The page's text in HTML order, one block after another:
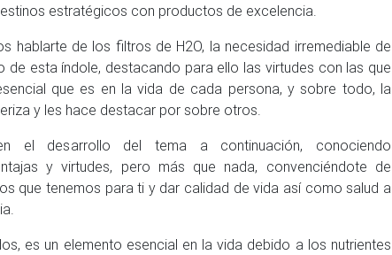
estratégicos con productos de excelencia.
hablarte de los filtros de H2O, la necesidad irremediable de
de esta índole, destacando para ello las virtudes con las que
que es en la vida de cada persona, y sobre todo, la
y les hace destacar por sobre otros.
el desarrollo del tema a continuación, conociendo
y virtudes, pero más que nada, convenciéndote de
que tenemos para ti y dar calidad de vida así como salud a
es un elemento esencial en la vida debido a los nutrientes